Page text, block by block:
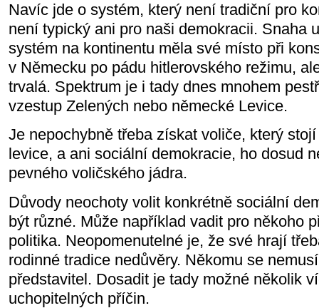
Navíc jde o systém, který není tradiční pro
není typický ani pro naši demokracii. Snaha
systém na kontinentu měla své místo při
v Německu po pádu hitlerovského režimu,
trvalá. Spektrum je i tady dnes mnohem
vzestup Zelených nebo německé Levice.
Je nepochybně třeba získat voliče, který
levice, a ani sociální demokracie, ho dosud
pevného voličského jádra.
Důvody neochoty volit konkrétně sociální
být různé. Může například vadit pro někoho
politika. Neopomenutelné je, že své hrají
rodinné tradice nedůvěry. Někomu se
představitel. Dosadit je tady možné několik
uchopitelných příčin.